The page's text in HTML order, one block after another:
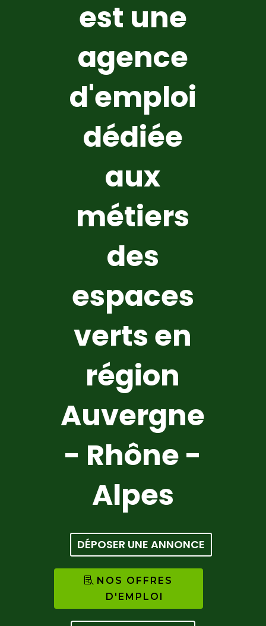
est une
agence
d'emploi
dédiée
aux
métiers
des
espaces
verts en
région
Auvergne
- Rhône -
Alpes
DÉPOSER UNE ANNONCE
NOS OFFRES
D'EMPLOI